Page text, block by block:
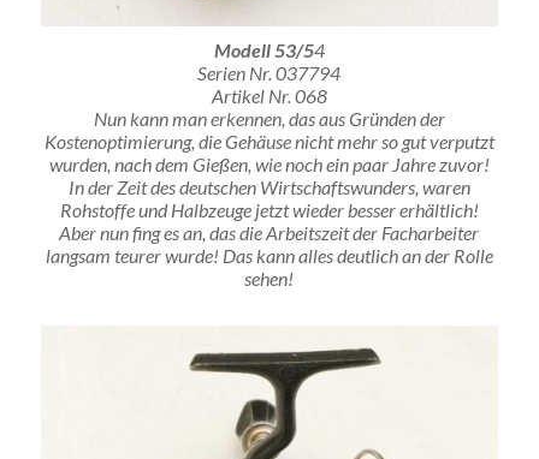
Modell 53/54
Serien Nr. 037794
Artikel Nr. 068
Nun kann man erkennen, das aus Gründen der
Kostenoptimierung, die Gehäuse nicht mehr so gut verputzt
wurden, nach dem Gießen, wie noch ein paar Jahre zuvor!
In der Zeit des deutschen Wirtschaftswunders, waren
Rohstoffe und Halbzeuge jetzt wieder besser erhältlich!
Aber nun fing es an, das die Arbeitszeit der Facharbeiter
langsam teurer wurde! Das kann alles deutlich an der Rolle
sehen!